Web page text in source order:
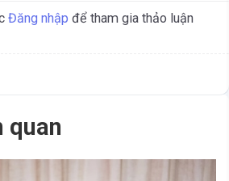
Đăng nhập để tham gia thảo luận
quan